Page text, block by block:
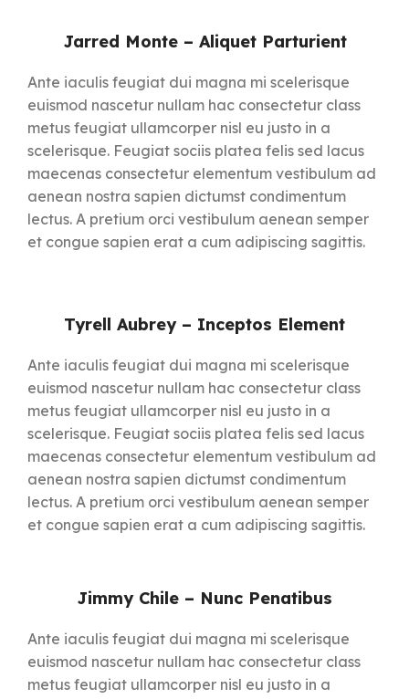
Jarred Monte – Aliquet Parturient
Ante iaculis feugiat dui magna mi scelerisque
euismod nascetur nullam hac consectetur class
metus feugiat ullamcorper nisl eu justo in a
scelerisque. Feugiat sociis platea felis sed lacus
maecenas consectetur elementum vestibulum ad
aenean nostra sapien dictumst condimentum
lectus. A pretium orci vestibulum aenean semper
et congue sapien erat a cum adipiscing sagittis.
Tyrell Aubrey – Inceptos Element
Ante iaculis feugiat dui magna mi scelerisque
euismod nascetur nullam hac consectetur class
metus feugiat ullamcorper nisl eu justo in a
scelerisque. Feugiat sociis platea felis sed lacus
maecenas consectetur elementum vestibulum ad
aenean nostra sapien dictumst condimentum
lectus. A pretium orci vestibulum aenean semper
et congue sapien erat a cum adipiscing sagittis.
Jimmy Chile – Nunc Penatibus
Ante iaculis feugiat dui magna mi scelerisque
euismod nascetur nullam hac consectetur class
metus feugiat ullamcorper nisl eu justo in a